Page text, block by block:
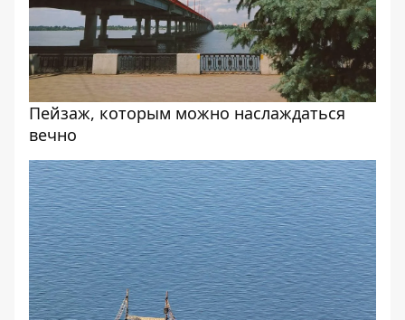
Пейзаж, которым можно наслаждаться
вечно